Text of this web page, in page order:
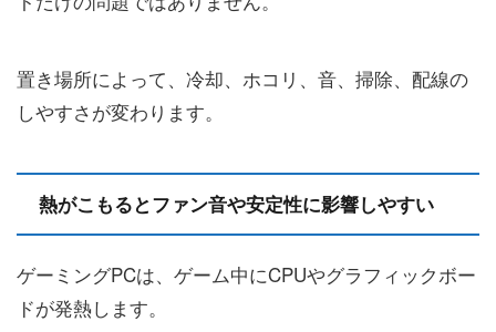
置き場所によって、冷却、ホコリ、音、掃除、配線の
しやすさが変わります。
熱がこもるとファン音や安定性に影響しやすい
ゲーミングPCは、ゲーム中にCPUやグラフィックボー
ドが発熱します。